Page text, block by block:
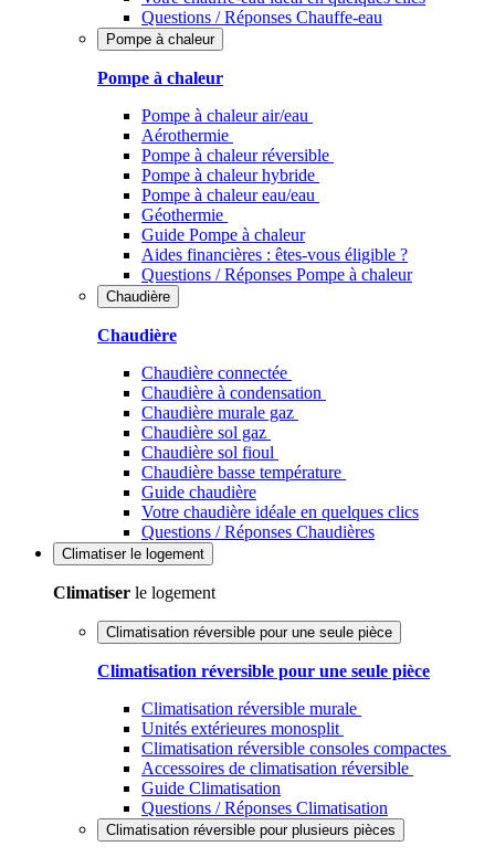
Questions / Réponses Chauffe-eau
Pompe à chaleur
Pompe à chaleur
Pompe à chaleur air/eau
Aérothermie
Pompe à chaleur réversible
Pompe à chaleur hybride
Pompe à chaleur​ eau/eau
Géothermie
Guide Pompe à chaleur
Aides financières : êtes-vous éligible ?
Questions / Réponses Pompe à chaleur
Chaudière
Chaudière
Chaudière connectée
Chaudière à condensation
Chaudière murale gaz
Chaudière sol gaz
Chaudière sol fioul
Chaudière basse température
Guide chaudière
Votre chaudière idéale en quelques clics
Questions / Réponses Chaudières
Climatiser le logement
Climatiser le logement
Climatisation réversible pour une seule pièce
Climatisation réversible pour une seule pièce
Climatisation réversible murale
Unités extérieures monosplit
Climatisation réversible consoles compactes
Accessoires de climatisation réversible
Guide Climatisation
Questions / Réponses Climatisation
Climatisation réversible pour plusieurs pièces